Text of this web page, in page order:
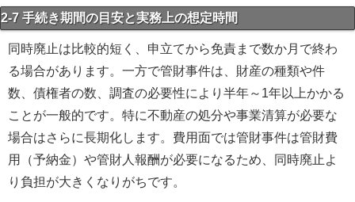
2-7 手続き期間の目安と実務上の想定時間
同時廃止は比較的短く、申立てから免責まで数か月で終わ
る場合があります。一方で管財事件は、財産の種類や件
数、債権者の数、調査の必要性により半年～1年以上かかる
ことが一般的です。特に不動産の処分や事業清算が必要な
場合はさらに長期化します。費用面では管財事件は管財費
用（予納金）や管財人報酬が必要になるため、同時廃止よ
り負担が大きくなりがちです。